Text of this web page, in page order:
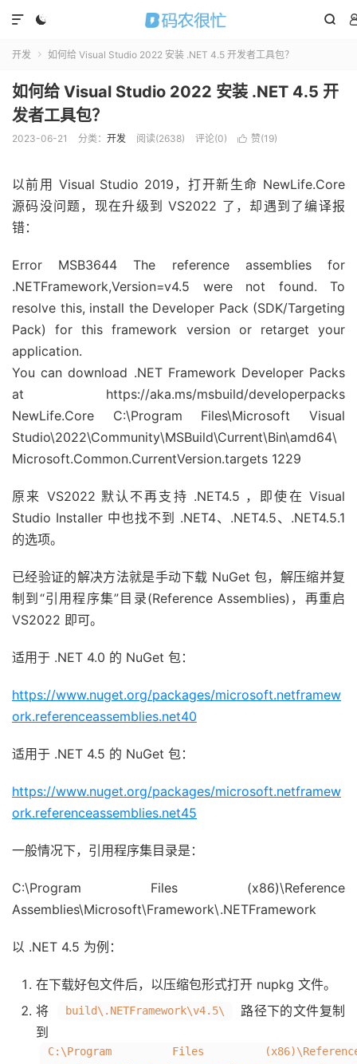
 

开发  如何给 Visual Studio 2022 安装 .NET 4.5 开发者工具包？
如何给 Visual Studio 2022 安装 .NET 4.5 开
发者工具包？
2023-06-21 分类： 开发 阅读(2638) 评论(0)  赞(19)
以前用 Visual Studio 2019，打开新生命 NewLife.Core
源码没问题，现在升级到 VS2022 了，却遇到了编译报
错：
Error MSB3644 The reference assemblies for
.NETFramework,Version=v4.5 were not found. To
resolve this, install the Developer Pack (SDK/Targeting
Pack) for this framework version or retarget your
application.
You can download .NET Framework Developer Packs
at https://aka.ms/msbuild/developerpacks
NewLife.Core C:\Program Files\Microsoft Visual
Studio\2022\Community\MSBuild\Current\Bin\amd64\
Microsoft.Common.CurrentVersion.targets 1229
原来 VS2022 默认不再支持 .NET4.5 ，即使在 Visual
Studio Installer 中也找不到 .NET4、.NET4.5、.NET4.5.1
的选项。
已经验证的解决方法就是手动下载 NuGet 包，解压缩并复
制到“引用程序集”目录(Reference Assemblies)，再重启
VS2022 即可。
适用于 .NET 4.0 的 NuGet 包：
https://www.nuget.org/packages/microsoft.netframew
ork.referenceassemblies.net40
适用于 .NET 4.5 的 NuGet 包：
https://www.nuget.org/packages/microsoft.netframew
ork.referenceassemblies.net45
一般情况下，引用程序集目录是：
C:\Program Files (x86)\Reference
Assemblies\Microsoft\Framework\.NETFramework
以 .NET 4.5 为例：
在下载好包文件后，以压缩包形式打开 nupkg 文件。
将
build\.NETFramework\v4.5\
路径下的文件复制
到
C:\Program Files